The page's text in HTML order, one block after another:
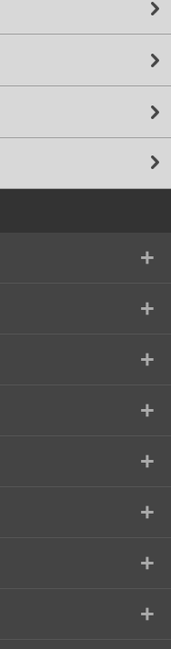
+
+
+
+
+
+
+
+